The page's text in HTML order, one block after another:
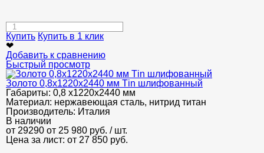
Купить Купить в 1 клик
❤
Добавить к сравнению
Быстрый просмотр
Золото 0,8х1220х2440 мм Тin шлифованный
Габариты: 0,8 х1220х2440 мм
Материал: нержавеющая сталь, нитрид титан
Производитель: Италия
В наличии
от 29290 от 25 980 руб. / шт.
Цена за лист: от 27 850 руб.